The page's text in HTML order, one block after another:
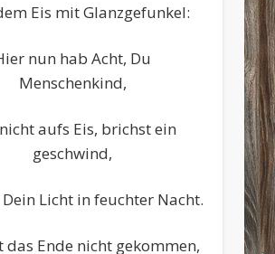
Eis mit Glanzgefunkel:
nun hab Acht, Du
Menschenkind,
aufs Eis, brichst ein
geschwind,
Licht in feuchter Nacht.
das Ende nicht gekommen,